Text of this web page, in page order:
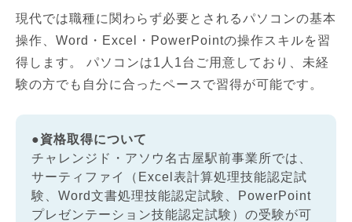
現代では職種に関わらず必要とされるパソコンの基本
操作、Word・Excel・PowerPointの操作スキルを習
得します。 パソコンは1人1台ご用意しており、未経
験の方でも自分に合ったペースで習得が可能です。
●資格取得について
チャレンジド・アソウ名古屋駅前事業所では、
サーティファイ（Excel表計算処理技能認定試
験、Word文書処理技能認定試験、PowerPoint
プレゼンテーション技能認定試験）の受験が可